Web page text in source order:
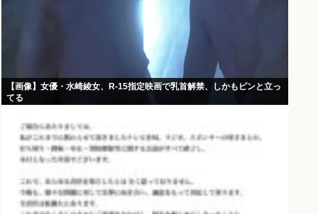
【画像】女優・水崎綾女、R-15指定映画で乳首解禁、しかもピンと立っ
てる